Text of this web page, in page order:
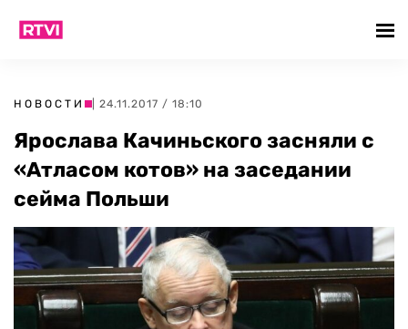
НОВОСТИ | 24.11.2017 / 18:10
Ярослава Качиньского засняли с
«Атласом котов» на заседании
сейма Польши